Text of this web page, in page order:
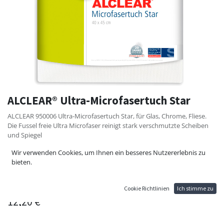
ALCLEAR® Ultra-Microfasertuch Star
ALCLEAR 950006 Ultra-Microfasertuch Star, für Glas, Chrome, Fliese.
Die Fussel freie Ultra Microfaser reinigt stark verschmutzte Scheiben
und Spiegel
Abgerundete Kanten für Oberflächen schonende Anwendung und
streifenfreiem Glanz.
12,20 €
Wir verwenden Cookies, um Ihnen ein besseres Nutzererlebnis zu
bieten.
Cookie Richtlinien Ich stimme zu